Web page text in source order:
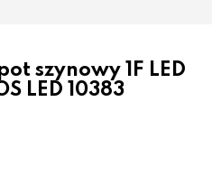
szynowy 1F LED
LED 10383